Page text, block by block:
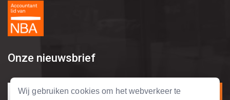
Wij gebruiken cookies om het webverkeer te
Onze nieuwsbrief